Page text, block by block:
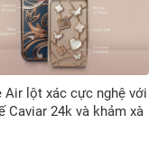
Air lột xác cực nghệ với
Caviar 24k và khảm xà